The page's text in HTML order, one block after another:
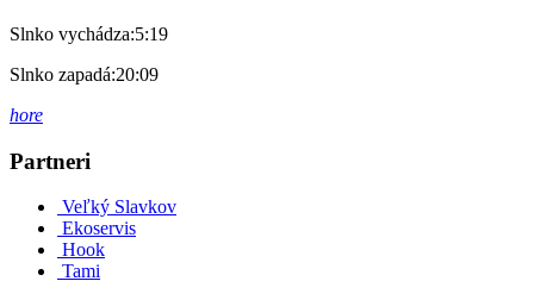
Slnko vychádza:5:19
Slnko zapadá:20:09
hore
Partneri
Veľký Slavkov
Ekoservis
Hook
Tami